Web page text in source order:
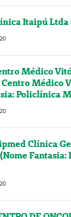
Itaipú Ltda
Médico
Centro Médico
Policlínica
Clínica